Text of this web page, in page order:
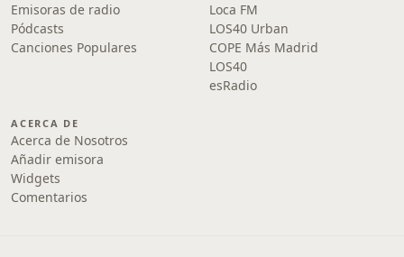
Emisoras de radio
Pódcasts
Canciones Populares
Loca FM
LOS40 Urban
COPE Más Madrid
LOS40
esRadio
ACERCA DE
Acerca de Nosotros
Añadir emisora
Widgets
Comentarios